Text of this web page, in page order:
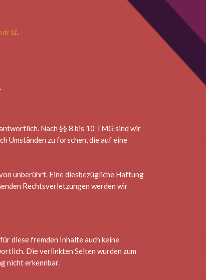
.
Nach §§ 8 bis 10 TMG sind wir
Umständen zu forschen, die auf eine
unberührt. Eine diesbezügliche Haftung
Rechtsverletzungen werden wir
diese fremden Inhalte auch keine
Die verlinkten Seiten wurden zum
nicht erkennbar.